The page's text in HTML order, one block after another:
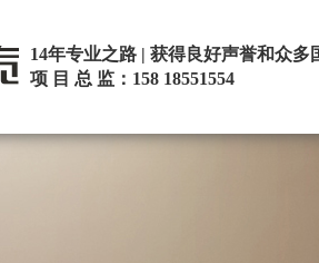
14年专业之路 | 获得良好声誉和众多
项 目 总 监：158 18551554